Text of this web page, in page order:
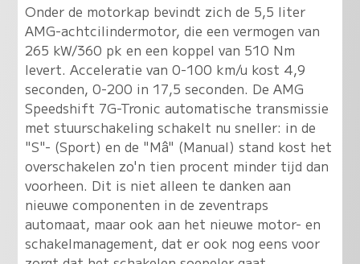
Onder de motorkap bevindt zich de 5,5 liter
AMG-achtcilindermotor, die een vermogen van
265 kW/360 pk en een koppel van 510 Nm
levert. Acceleratie van 0-100 km/u kost 4,9
seconden, 0-200 in 17,5 seconden. De AMG
Speedshift 7G-Tronic automatische transmissie
met stuurschakeling schakelt nu sneller: in de
"S"- (Sport) en de "Mâ" (Manual) stand kost het
overschakelen zo'n tien procent minder tijd dan
voorheen. Dit is niet alleen te danken aan
nieuwe componenten in de zeventraps
automaat, maar ook aan het nieuwe motor- en
schakelmanagement, dat er ook nog eens voor